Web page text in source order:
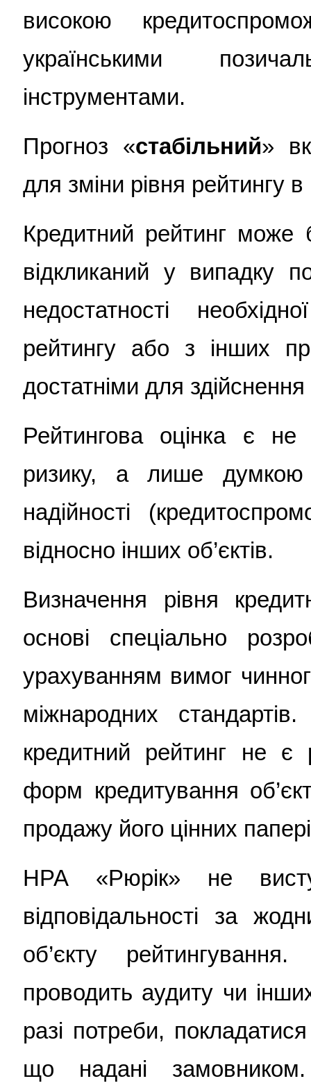
високою
українськими
інструментами.
Прогноз «стабільний»
для зміни рівня рейтингу
Кредитний рейтинг може
відкликаний у випадку
недостатності
рейтингу або з інших
достатніми для здійснення
Рейтингова оцінка є
ризику, а лише думкою
надійності
відносно інших об’єктів.
Визначення рівня
основі спеціально
урахуванням вимог
міжнародних
кредитний рейтинг не є
форм кредитування
продажу його цінних
НРА «Рюрік» не
відповідальності за
об’єкту
проводить аудиту чи
разі потреби,
що надані замовником.